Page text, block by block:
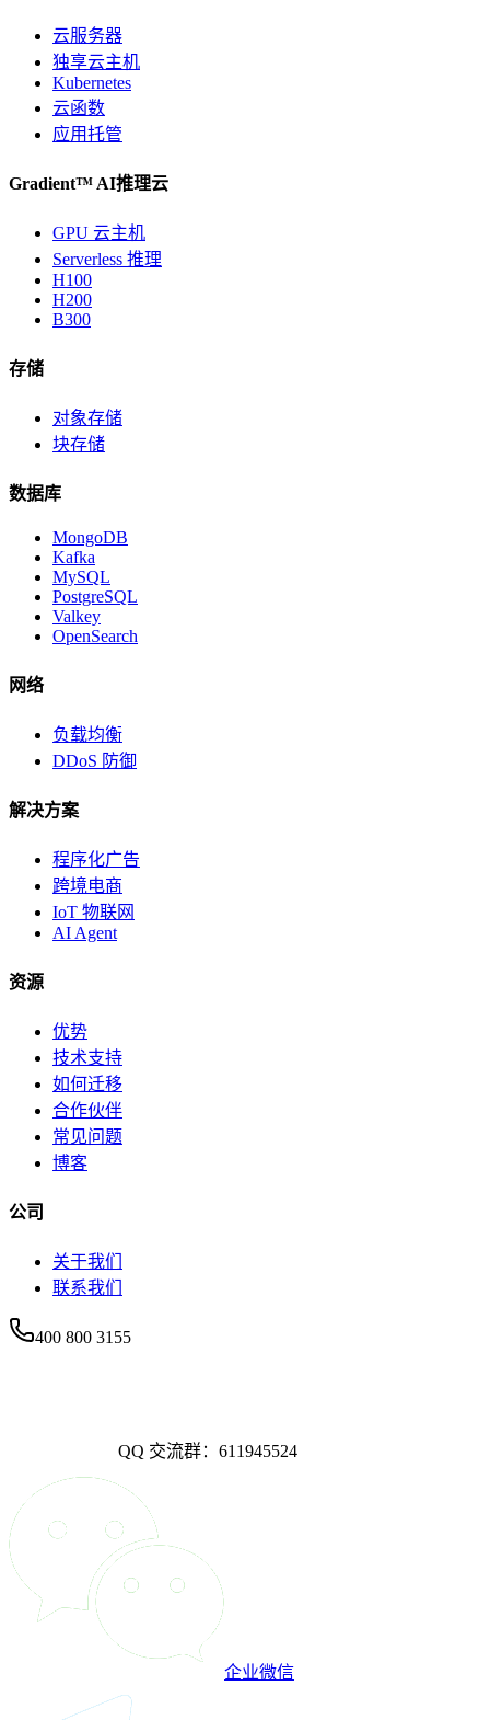
云服务器
独享云主机
Kubernetes
云函数
应用托管
Gradient™ AI推理云
GPU 云主机
Serverless 推理
H100
H200
B300
存储
对象存储
块存储
数据库
MongoDB
Kafka
MySQL
PostgreSQL
Valkey
OpenSearch
网络
负载均衡
DDoS 防御
解决方案
程序化广告
跨境电商
IoT 物联网
AI Agent
资源
优势
技术支持
如何迁移
合作伙伴
常见问题
博客
公司
关于我们
联系我们
400 800 3155
QQ 交流群：611945524
企业微信